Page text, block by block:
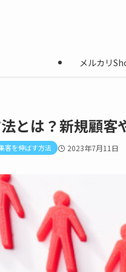
メルカリ
とは？新規顧
客を伸ばす方法 2023年7月11日